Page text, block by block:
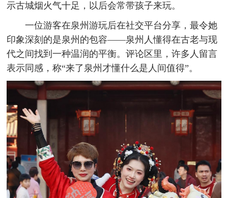
示古城烟火气十足，以后会常带孩子来玩。
一位游客在泉州游玩后在社交平台分享，最令她
印象深刻的是泉州的包容——泉州人懂得在古老与现
代之间找到一种温润的平衡。评论区里，许多人留言
表示同感，称“来了泉州才懂什么是人间值得”。